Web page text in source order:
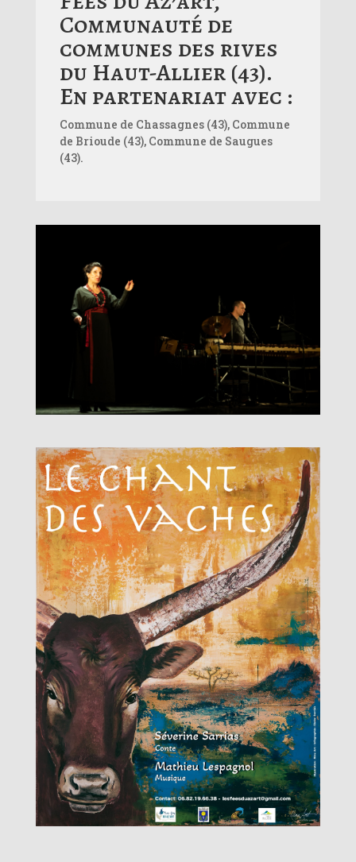
Communauté de
communes des rives
du Haut-Allier (43).
En partenariat avec :
Commune de Chassagnes (43), Commune
de Brioude (43), Commune de Saugues
(43).